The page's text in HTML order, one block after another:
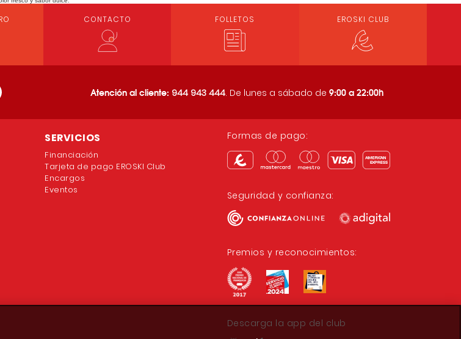
CONTACTO FOLLETOS EROSKI CLUB
Atención al cliente: 944 943 444. De lunes a sábado de 9:00 a 22:00h
SERVICIOS
Financiación
Tarjeta de pago EROSKI Club
Encargos
Eventos
Formas de pago:
Seguridad y confianza:
Premios y reconocimientos:
Descarga la app del club